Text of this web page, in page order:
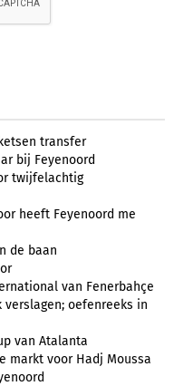
transfer
bij Feyenoord
twijfelachtig
heeft Feyenoord me
de baan
van Fenerbahçe
verslagen; oefenreeks in
van Atalanta
markt voor Hadj Moussa